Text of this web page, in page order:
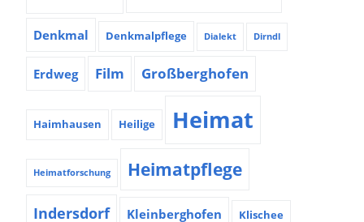
Denkmal Denkmalpflege Dialekt Dirndl
Erdweg Film Großberghofen
Haimhausen Heilige Heimat
Heimatforschung Heimatpflege
Indersdorf Kleinberghofen Klischee